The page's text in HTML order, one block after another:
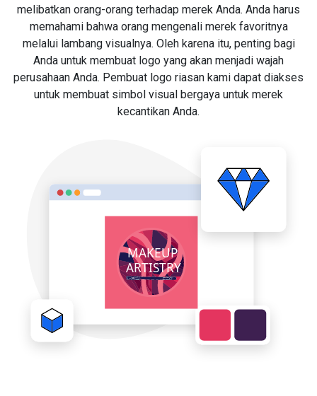
melibatkan orang-orang terhadap merek Anda. Anda harus
memahami bahwa orang mengenali merek favoritnya
melalui lambang visualnya. Oleh karena itu, penting bagi
Anda untuk membuat logo yang akan menjadi wajah
perusahaan Anda. Pembuat logo riasan kami dapat diakses
untuk membuat simbol visual bergaya untuk merek
kecantikan Anda.